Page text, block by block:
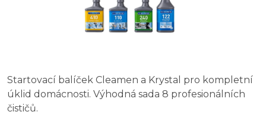
Startovací balíček Cleamen a Krystal pro kompletní
úklid domácnosti. Výhodná sada 8 profesionálních
čističů.